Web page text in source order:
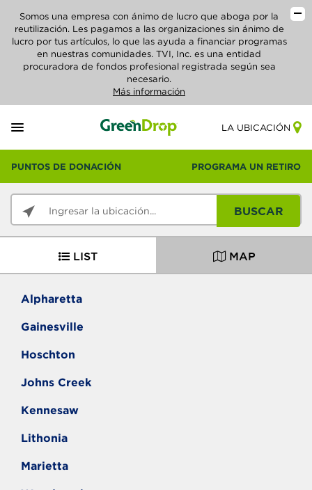
Somos una empresa con ánimo de lucro que aboga por la
reutilización. Les pagamos a las organizaciones sin ánimo de
lucro por tus artículos, lo que las ayuda a financiar programas
en nuestras comunidades. TVI, Inc. es una entidad
procuradora de fondos profesional registrada según sea
necesario.
Más información
LA UBICACIÓN
PUNTOS DE DONACIÓN PROGRAMA UN RETIRO
BUSCAR
LIST MAP
Alpharetta
Gainesville
Hoschton
Johns Creek
Kennesaw
Lithonia
Marietta